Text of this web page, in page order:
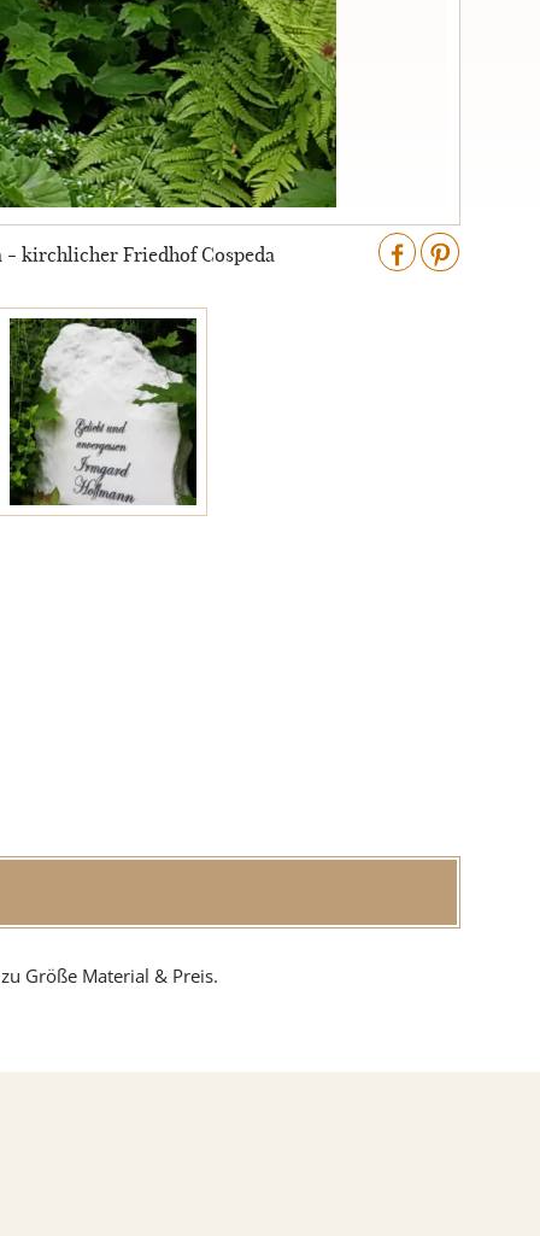
kirchlicher Friedhof Cospeda
Größe Material & Preis.